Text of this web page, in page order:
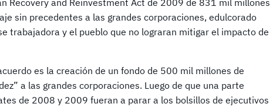
Recovery and Reinvestment Act de 2009 de 831 mil millones
sin precedentes a las grandes corporaciones, edulcorado
trabajadora y el pueblo que no lograran mitigar el impacto de
es la creación de un fondo de 500 mil millones de
a las grandes corporaciones. Luego de que una parte
de 2008 y 2009 fueran a parar a los bolsillos de ejecutivos